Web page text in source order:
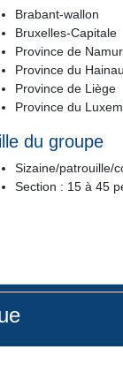
Brabant-wallon
Bruxelles-Capitale
Province de Namur
Province du
Province de Liège
Province du
du groupe
Sizaine/patrouille/
Section : 15 à 45